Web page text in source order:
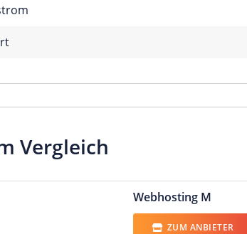
Vergleich
Webhosting M
ZUM ANBIETER